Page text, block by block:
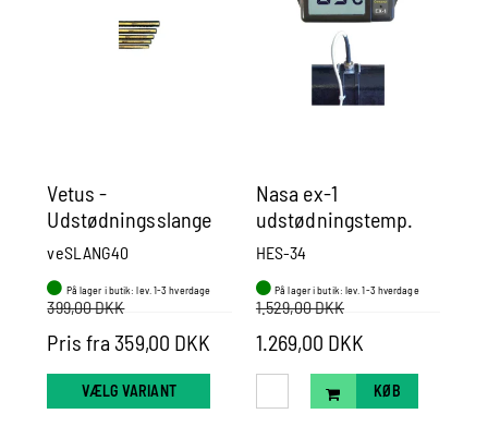
Vetus -
Udstødningsslange
Pris Pr Mtr
veSLANG40
På lager i butik: lev. 1-3 hverdage
399,00 DKK
Pris fra 359,00 DKK
VÆLG VARIANT
Nasa ex-1
udstødningstemp.
alarm til 1 motor.
HES-34
På lager i butik: lev. 1-3 hverdage
1.529,00 DKK
1.269,00 DKK
KØB